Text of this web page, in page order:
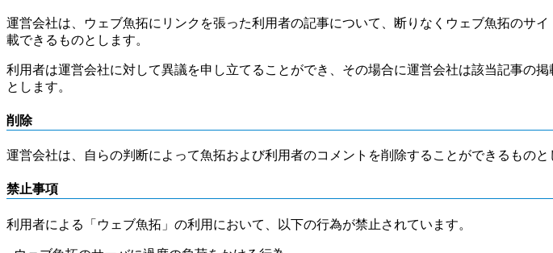
運営会社は、ウェブ魚拓にリンクを張った利用者の記事について、断りなくウェブ魚拓のサイ
載できるものとします。
利用者は運営会社に対して異議を申し立てることができ、その場合に運営会社は該当記事の
とします。
削除
運営会社は、自らの判断によって魚拓および利用者のコメントを削除することができるものと
禁止事項
利用者による「ウェブ魚拓」の利用において、以下の行為が禁止されています。